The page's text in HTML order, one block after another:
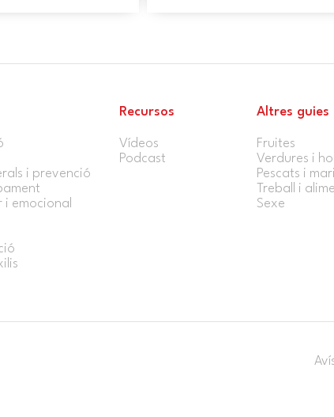
i prevenció
emocional
Recursos
Vídeos
Podcast
Altres guies
Fruites
Verdures i
Pescats i
Treball i
Sexe